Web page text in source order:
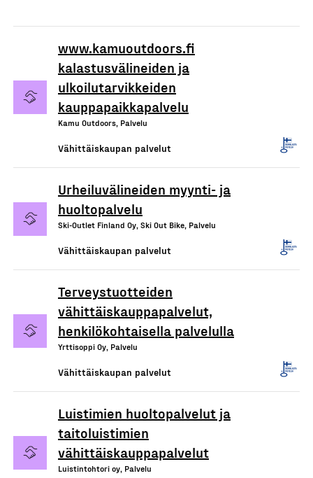
www.kamuoutdoors.fi
kalastusvälineiden ja
ulkoilutarvikkeiden
kauppapaikkapalvelu
Kamu Outdoors, Palvelu
Vähittäiskaupan palvelut
Urheiluvälineiden myynti- ja
huoltopalvelu
Ski-Outlet Finland Oy, Ski Out Bike, Palvelu
Vähittäiskaupan palvelut
Terveystuotteiden
vähittäiskauppapalvelut,
henkilökohtaisella palvelulla
Yrttisoppi Oy, Palvelu
Vähittäiskaupan palvelut
Luistimien huoltopalvelut ja
taitoluistimien
vähittäiskauppapalvelut
Luistintohtori oy, Palvelu